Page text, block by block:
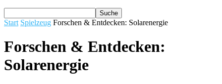
Start Spielzeug Forschen & Entdecken: Solarenergie
Forschen & Entdecken:
Solarenergie